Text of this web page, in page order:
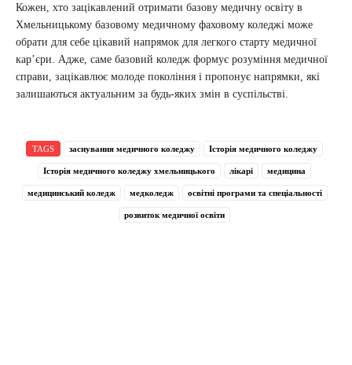
Кожен, хто зацікавлений отримати базову медичну освіту в
Хмельницькому базовому медичному фаховому коледжі може
обрати для себе цікавий напрямок для легкого старту медичної
кар’єри. Адже, саме базовий коледж формує розуміння медичної
справи, зацікавлює молоде покоління і пропонує напрямки, які
залишаються актуальним за будь-яких змін в суспільстві.
TAGS заснування медичного коледжу Історія медичного коледжу
Історія медичного коледжу хмельницького лікарі медицина
медицинський коледж медколедж освітні програми та спеціальності
розвиток медичної освіти